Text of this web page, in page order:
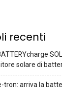
recenti
solare di
tron: arriva la